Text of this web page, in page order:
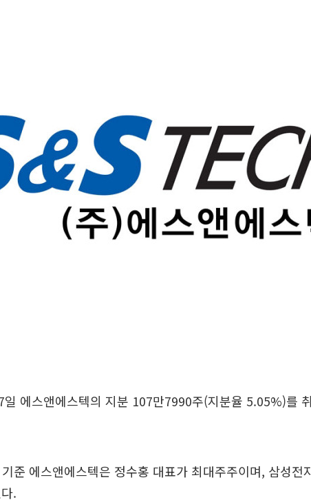
일 에스앤에스텍의 지분 107만7990주(지분율 5.05%)를
준 에스앤에스텍은 정수홍 대표가 최대주주이며, 삼성전
.